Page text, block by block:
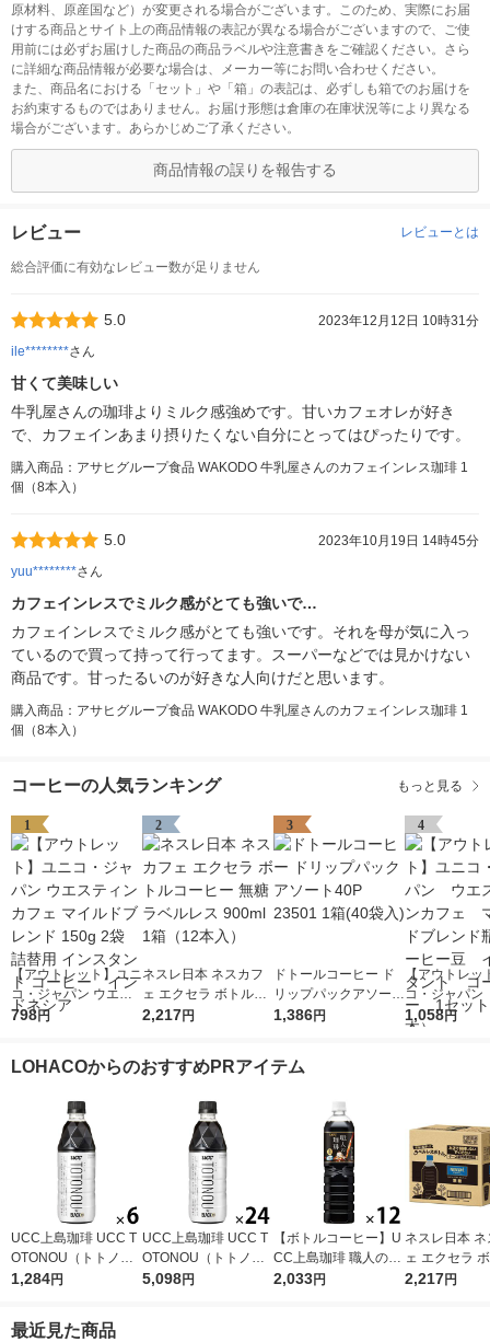
原材料、原産国など）が変更される場合がございます。このため、実際にお届
けする商品とサイト上の商品情報の表記が異なる場合がございますので、ご使
用前には必ずお届けした商品の商品ラベルや注意書きをご確認ください。さら
に詳細な商品情報が必要な場合は、メーカー等にお問い合わせください。
また、商品名における「セット」や「箱」の表記は、必ずしも箱でのお届けを
お約束するものではありません。お届け形態は倉庫の在庫状況等により異なる
場合がございます。あらかじめご了承ください。
商品情報の誤りを報告する
レビュー レビューとは
総合評価に有効なレビュー数が足りません
5.0
2023年12月12日 10時31分
ile********さん
甘くて美味しい
牛乳屋さんの珈琲よりミルク感強めです。甘いカフェオレが好き
で、カフェインあまり摂りたくない自分にとってはぴったりです。
購入商品：アサヒグループ食品 WAKODO 牛乳屋さんのカフェインレス珈琲 1
個（8本入）
5.0
2023年10月19日 14時45分
yuu********さん
カフェインレスでミルク感がとても強いで…
カフェインレスでミルク感がとても強いです。それを母が気に入っ
ているので買って持って行ってます。スーパーなどでは見かけない
商品です。甘ったるいのが好きな人向けだと思います。
購入商品：アサヒグループ食品 WAKODO 牛乳屋さんのカフェインレス珈琲 1
個（8本入）
コーヒーの人気ランキング もっと見る
1
【アウトレット】ユニ
コ・ジャパン ウエス
ティンカフェ マイル
コーヒー インドネシ
798円
2
ネスレ日本 ネスカフ
ェ エクセラ ボトルコ
ーヒー 無糖 ラベルレ
2,217円
3
ドトールコーヒー ド
リップパックアソート
40P 23501 1箱(40袋
1,386円
4
【アウトレッ
コ・ジャパ
ティンカフ
1,058円
LOHACOからのおすすめPRアイテム
UCC上島珈琲 UCC T
OTONOU（トトノ
ウ） by BLACK無糖 5
1,284円
UCC上島珈琲 UCC T
OTONOU（トトノ
ウ） by BLACK無糖 5
5,098円
【ボトルコーヒー】U
CC上島珈琲 職人の珈
琲 無糖 900ml 1箱（1
2,033円
ネスレ日本
ェ エクセラ
ーヒー 無糖
2,217円
最近見た商品